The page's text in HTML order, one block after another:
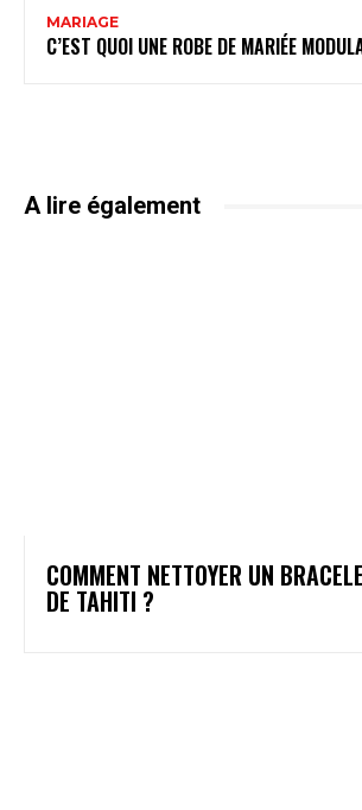
MARIAGE
C’EST QUOI UNE ROBE DE MARIÉE
A lire également
COMMENT NETTOYER UN
DE TAHITI ?